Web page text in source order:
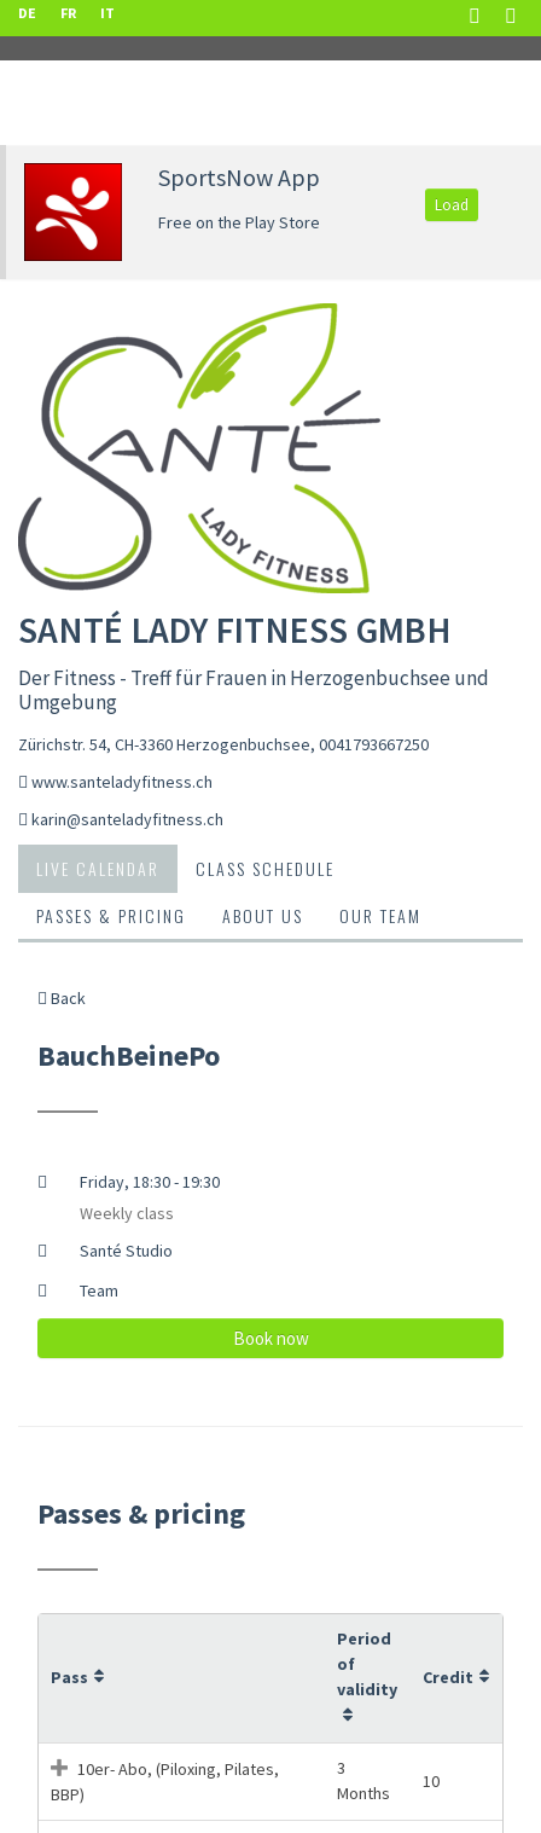
DE FR IT
SportsNow App
Free on the Play Store
Load
SANTÉ LADY FITNESS GMBH
Der Fitness - Treff für Frauen in Herzogenbuchsee und
Umgebung
Zürichstr. 54, CH-3360 Herzogenbuchsee, 0041793667250
www.santeladyfitness.ch
karin@santeladyfitness.ch
LIVE CALENDAR
CLASS SCHEDULE
PASSES & PRICING
ABOUT US OUR TEAM
Back
BauchBeinePo
Friday, 18:30 - 19:30
Weekly class
Santé Studio
Team
Book now
Passes & pricing
Pass
Period
of
validity
Credit
10er- Abo, (Piloxing, Pilates,
BBP)
3
Months
10